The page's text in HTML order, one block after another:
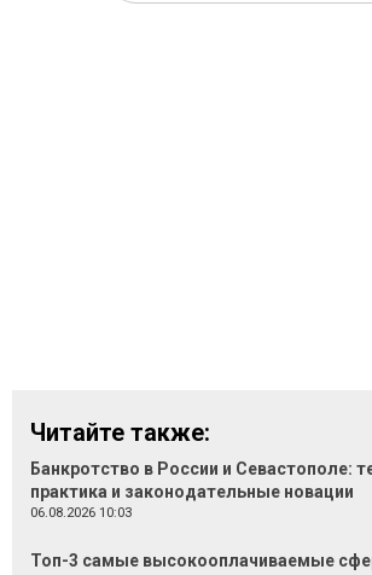
Читайте также:
Банкротство в России и Севастополе:
практика и законодательные новации
06.08.2026 10:03
Топ-3 самые высокооплачиваемые